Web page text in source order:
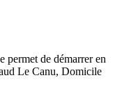
permet de démarrer en
Le Canu, Domicile